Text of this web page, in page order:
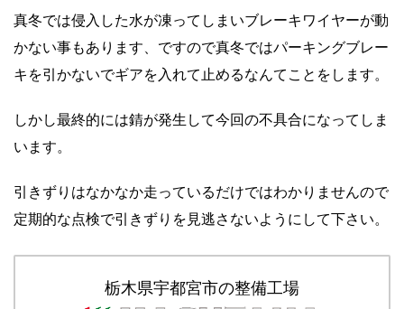
真冬では侵入した水が凍ってしまいブレーキワイヤーが動
かない事もあります、ですので真冬ではパーキングブレー
キを引かないでギアを入れて止めるなんてことをします。
しかし最終的には錆が発生して今回の不具合になってしま
います。
引きずりはなかなか走っているだけではわかりませんので
定期的な点検で引きずりを見逃さないようにして下さい。
栃木県宇都宮市の整備工場